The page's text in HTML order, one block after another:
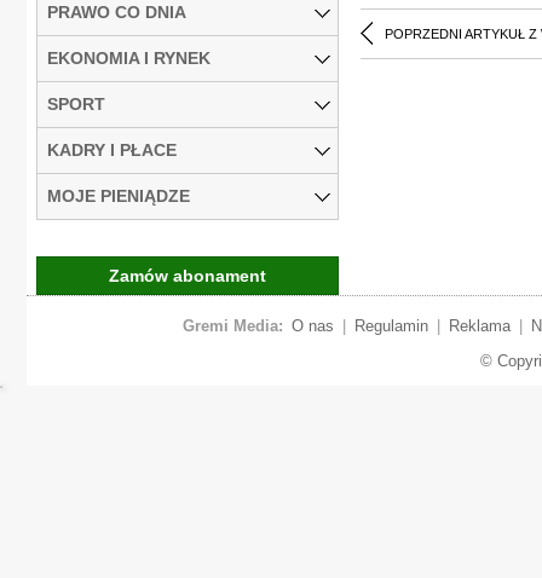
POPRZEDNI ARTYKUŁ Z
PRAWO CO DNIA
EKONOMIA I RYNEK
SPORT
KADRY I PŁACE
MOJE PIENIĄDZE
Zamów abonament
Gremi Media: O nas Regulamin Reklama
©